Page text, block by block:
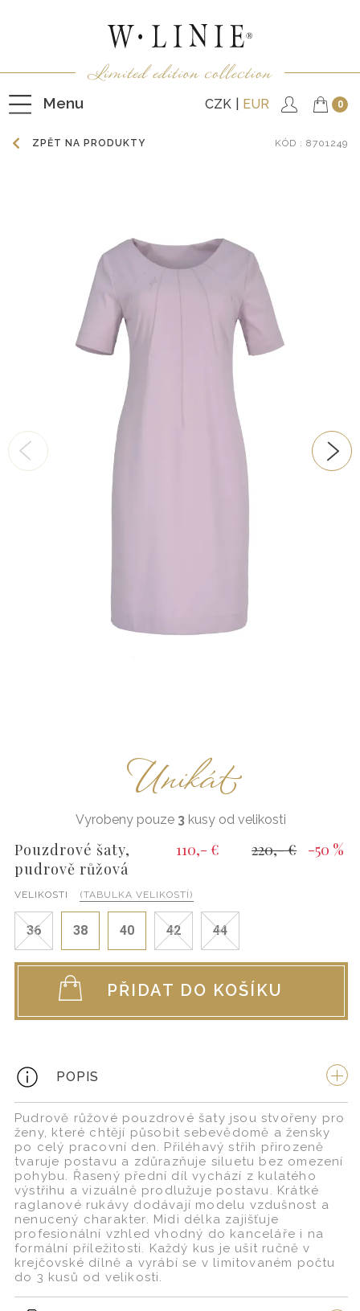
Menu CZK EUR 0
NEPODŠITÉ KABÁTKY
PODŠITÉ KABÁTKY
KALHOTY
KABÁTY, BUNDY
DOPLŇKY
DÁRKOVÉ POUKAZY
ZPĚT NA PRODUKTY KÓD : 8701249
Unikát
Vyrobeny pouze 3 kusy od velikosti
Pouzdrové šaty,
pudrově růžová
110,- € 220,- € -50 %
VELIKOSTI (TABULKA VELIKOSTÍ)
36 38 40 42 44
PŘIDAT DO KOŠÍKU
POPIS
Pudrově růžové pouzdrové šaty jsou stvořeny pro
ženy, které chtějí působit sebevědomě a žensky
po celý pracovní den. Přiléhavý střih přirozeně
tvaruje postavu a zdůrazňuje siluetu bez omezení
pohybu. Řasený přední díl vychází z kulatého
výstřihu a vizuálně prodlužuje postavu. Krátké
raglanové rukávy dodávají modelu vzdušnost a
nenucený charakter. Midi délka zajišťuje
profesionální vzhled vhodný do kanceláře i na
formální příležitosti. Každý kus je ušit ručně v
krejčovské dílně a vyrábí se v limitovaném počtu
do 3 kusů od velikosti.